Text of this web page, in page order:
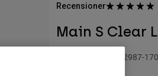
Recensioner
Main S Clear
32987-